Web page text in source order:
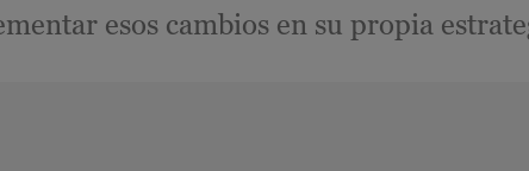
esos cambios en su propia